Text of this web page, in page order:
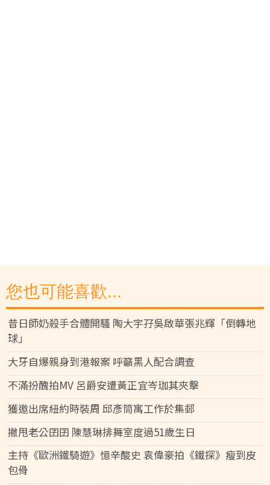
您也可能喜歡...
昔日師奶殺手合體開騷 陶大宇孖吳啟華張兆輝「倒轉地
球」
大牙自爆親身到港報案 呼籲黑人配合調查
不滿扮醜拍MV 呂爵安遭黃正宜岑珈其夾擊
獲邀出席紐約時裝周 邱彥筒寓工作於集郵
撇甩老公囝囝 陳慧琳排舞室度過51歲生日
主持《歐洲鐵騎遊》憶辛酸史 袁偉豪拍《鐵探》瘦到皮
包骨